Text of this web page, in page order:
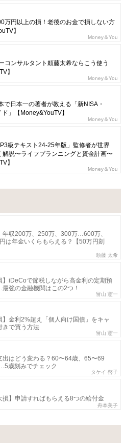
万円以上の損！老後のお金で損しない方
】
Money＆You
コンサルタント頼藤太希ならこう使う
】
Money＆You
で日本一の著者が教える「新NISA・
」【Money&YouTV】
Money＆You
級テキスト24-25年版」監修者が世界
解説〜ライフプランニングと資金計画〜
】
Money＆You
年収200万、250万、300万…600万、
は年金いくらもらえる？【50万円刻
頼藤 太希
】iDeCoで節税しながら高金利の定期預
強の金融機関はこの2つ！
畠山 憲一
】金利2%超え「個人向け国債」をキャ
きで買う方法
畠山 憲一
出はどう変わる？60〜64歳、65〜69
歳刻みでチェック
タケイ 啓子
損】申請すればもらえる8つの給付金
舟本美子